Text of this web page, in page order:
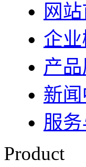
网
企
产
新
服
Product